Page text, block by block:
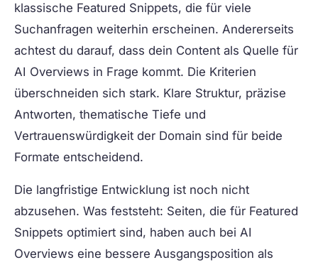
klassische Featured Snippets, die für viele
Suchanfragen weiterhin erscheinen. Andererseits
achtest du darauf, dass dein Content als Quelle für
AI Overviews in Frage kommt. Die Kriterien
überschneiden sich stark. Klare Struktur, präzise
Antworten, thematische Tiefe und
Vertrauenswürdigkeit der Domain sind für beide
Formate entscheidend.
Die langfristige Entwicklung ist noch nicht
abzusehen. Was feststeht: Seiten, die für Featured
Snippets optimiert sind, haben auch bei AI
Overviews eine bessere Ausgangsposition als